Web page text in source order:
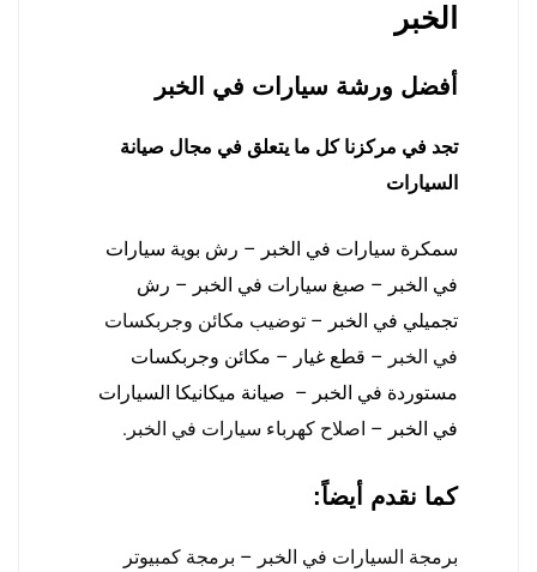
الخبر
أفضل ورشة سيارات في الخبر
تجد في مركزنا كل ما يتعلق في مجال صيانة
السيارات
سمكرة سيارات في الخبر – رش بوية سيارات
في الخبر – صبغ سيارات في الخبر – رش
تجميلي في الخبر – توضيب مكائن وجربكسات
في الخبر – قطع غيار – مكائن وجربكسات
مستوردة في الخبر – صيانة ميكانيكا السيارات
في الخبر – اصلاح كهرباء سيارات في الخبر .
كما نقدم أيضاً:
برمجة السيارات في الخبر – برمجة كمبيوتر